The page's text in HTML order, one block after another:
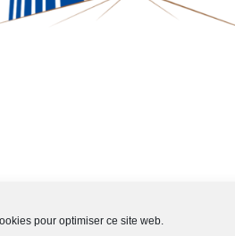
pour optimiser ce site web.